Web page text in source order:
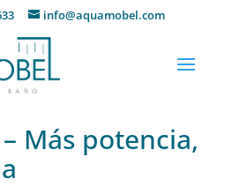
info@aquamobel.com
Más potencia,